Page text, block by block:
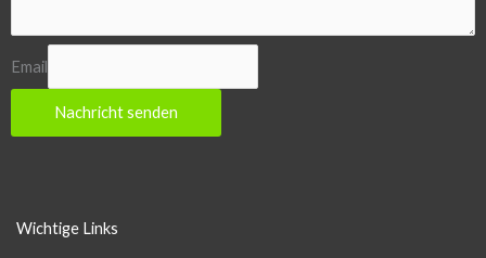
Email
Nachricht senden
Wichtige Links